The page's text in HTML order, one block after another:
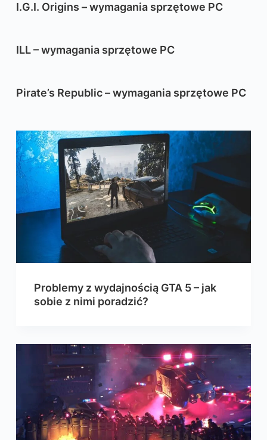
I.G.I. Origins – wymagania sprzętowe PC
ILL – wymagania sprzętowe PC
Pirate’s Republic – wymagania sprzętowe PC
Problemy z wydajnością GTA 5 – jak
sobie z nimi poradzić?